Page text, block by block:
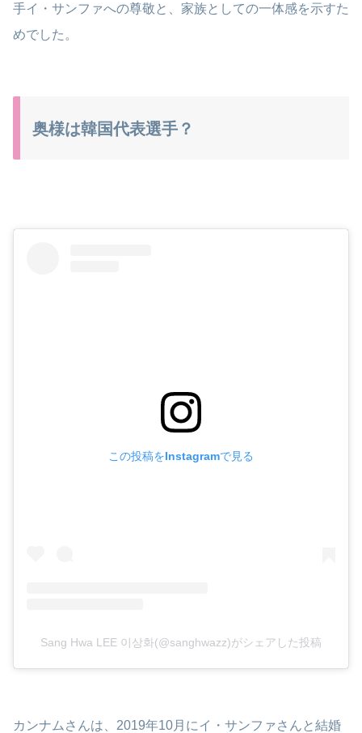
手イ・サンファへの尊敬と、家族としての一体感を示すた
めでした。 ​
奥様は韓国代表選手？
この投稿をInstagramで見る
Sang Hwa LEE 이상화(@sanghwazz)がシェアした投稿
カンナムさんは、2019年10月にイ・サンファさんと結婚